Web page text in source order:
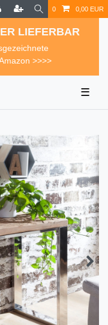
0 0,00 EUR
LIEFERBAR
>>>>
☰